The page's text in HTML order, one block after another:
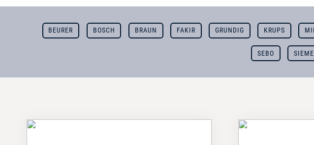
BEURER BOSCH BRAUN FAKIR GRUNDIG KRUPS
SEBO